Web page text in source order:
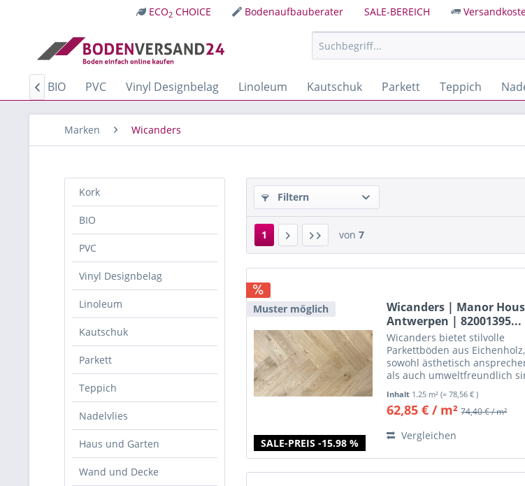
ECO2 CHOICE Bodenaufbauberater SALE-BEREICH
BIO PVC Vinyl Designbelag Linoleum Kautschuk Parkett Teppich

Marken Wicanders
Kork
BIO
PVC
Vinyl Designbelag
Linoleum
Kautschuk
Parkett
Teppich
Nadelvlies
Haus und Garten
Wand und Decke
Filtern
1 von 7
Muster möglich
SALE-PREIS -15.98 %
Wicanders | Manor
Antwerpen | 82001395...
Wicanders bietet stilvolle
Parkettböden aus
sowohl ästhetisch
als auch umweltfreundlich
Manor House, Victoria und
Essential kombinieren
Inhalt 1.25 m²(= 78,56 € )
62,85 € / m² 74,40 € / m²
Vergleichen